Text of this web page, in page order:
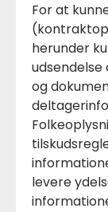
For at
herunder
og
levere